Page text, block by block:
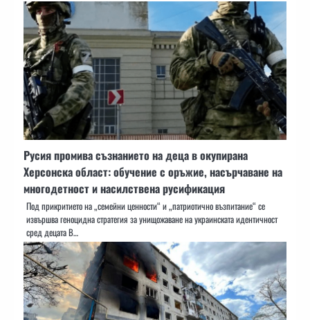
Русия промива съзнанието на деца в окупирана
Херсонска област: обучение с оръжие, насърчаване на
многодетност и насилствена русификация
Под прикритието на „семейни ценности“ и „патриотично възпитание“ се
извършва геноцидна стратегия за унищожаване на украинската идентичност
сред децата В…